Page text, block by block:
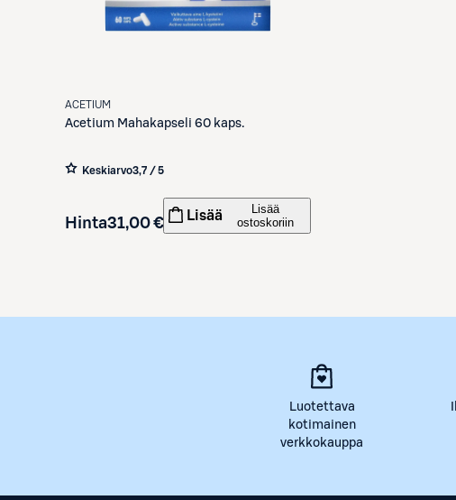
ACETIUM
Acetium Mahakapseli 60 kaps.
Keskiarvo3,7 / 5
Hinta31,00 € Lisää
Lisää
ostoskoriin
Luotettava
kotimainen
verkkokauppa